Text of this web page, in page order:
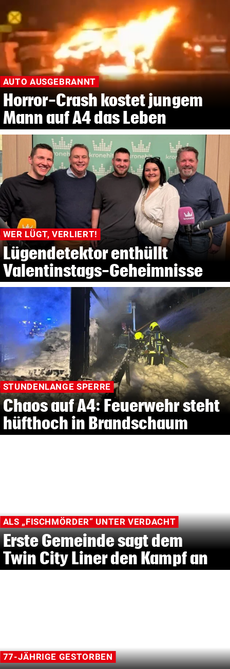
AUTO AUSGEBRANNT
Horror-Crash kostet jungem
Mann auf A4 das Leben
WER LÜGT, VERLIERT!
Lügendetektor enthüllt
Valentinstags-Geheimnisse
STUNDENLANGE SPERRE
Chaos auf A4: Feuerwehr steht
hüfthoch in Brandschaum
ALS „FISCHMÖRDER“ UNTER VERDACHT
Erste Gemeinde sagt dem
Twin City Liner den Kampf an
77-JÄHRIGE GESTORBEN